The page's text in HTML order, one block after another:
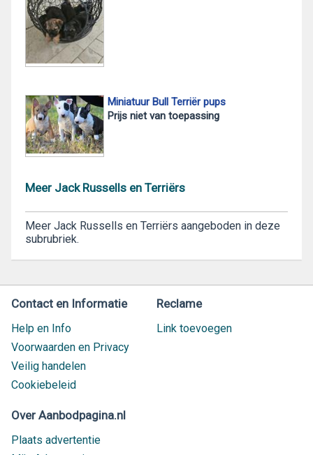
Miniatuur Bull Terriër pups
Prijs niet van toepassing
Meer Jack Russells en Terriërs
Meer Jack Russells en Terriërs aangeboden in deze
subrubriek.
Contact en Informatie
Help en Info
Voorwaarden en Privacy
Veilig handelen
Cookiebeleid
Reclame
Link toevoegen
Over Aanbodpagina.nl
Plaats advertentie